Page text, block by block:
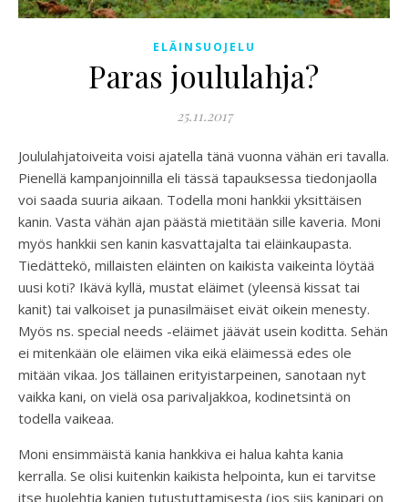
ELÄINSUOJELU
Paras joululahja?
25.11.2017
Joululahjatoiveita voisi ajatella tänä vuonna vähän eri tavalla.
Pienellä kampanjoinnilla eli tässä tapauksessa tiedonjaolla
voi saada suuria aikaan. Todella moni hankkii yksittäisen
kanin. Vasta vähän ajan päästä mietitään sille kaveria. Moni
myös hankkii sen kanin kasvattajalta tai eläinkaupasta.
Tiedättekö, millaisten eläinten on kaikista vaikeinta löytää
uusi koti? Ikävä kyllä, mustat eläimet (yleensä kissat tai
kanit) tai valkoiset ja punasilmäiset eivät oikein menesty.
Myös ns. special needs -eläimet jäävät usein koditta. Sehän
ei mitenkään ole eläimen vika eikä eläimessä edes ole
mitään vikaa. Jos tällainen erityistarpeinen, sanotaan nyt
vaikka kani, on vielä osa parivaljakkoa, kodinetsintä on
todella vaikeaa.
Moni ensimmäistä kania hankkiva ei halua kahta kania
kerralla. Se olisi kuitenkin kaikista helpointa, kun ei tarvitse
itse huolehtia kanien tutustuttamisesta (jos siis kanipari on